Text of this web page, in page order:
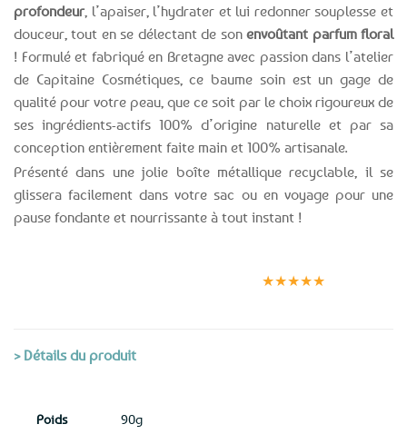
profondeur , l’apaiser, l’hydrater et lui redonner souplesse et
douceur, tout en se délectant de sonenvoûtant parfum floral
! Formulé et fabriqué en Bretagne avec passion dans l’atelier
de Capitaine Cosmétiques, ce baume soin est un gage de
qualité pour votre peau, que ce soit par le choix rigoureux de
ses ingrédients-actifs 100% d’origine naturelle et par sa
conception entièrement faite main et 100% artisanale.
Présenté dans une jolie boîte métallique recyclable, il se
glissera facilement dans votre sac ou en voyage pour une
pause fondante et nourrissante à tout instant !
★★★★★
> Détails du produit
Poids 90g